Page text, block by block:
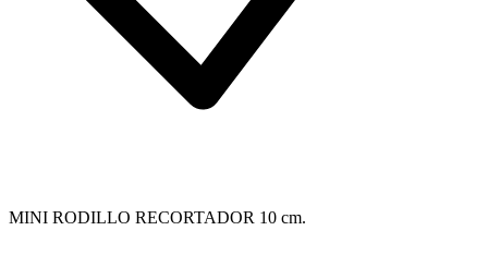
MINI RODILLO RECORTADOR 10 cm.